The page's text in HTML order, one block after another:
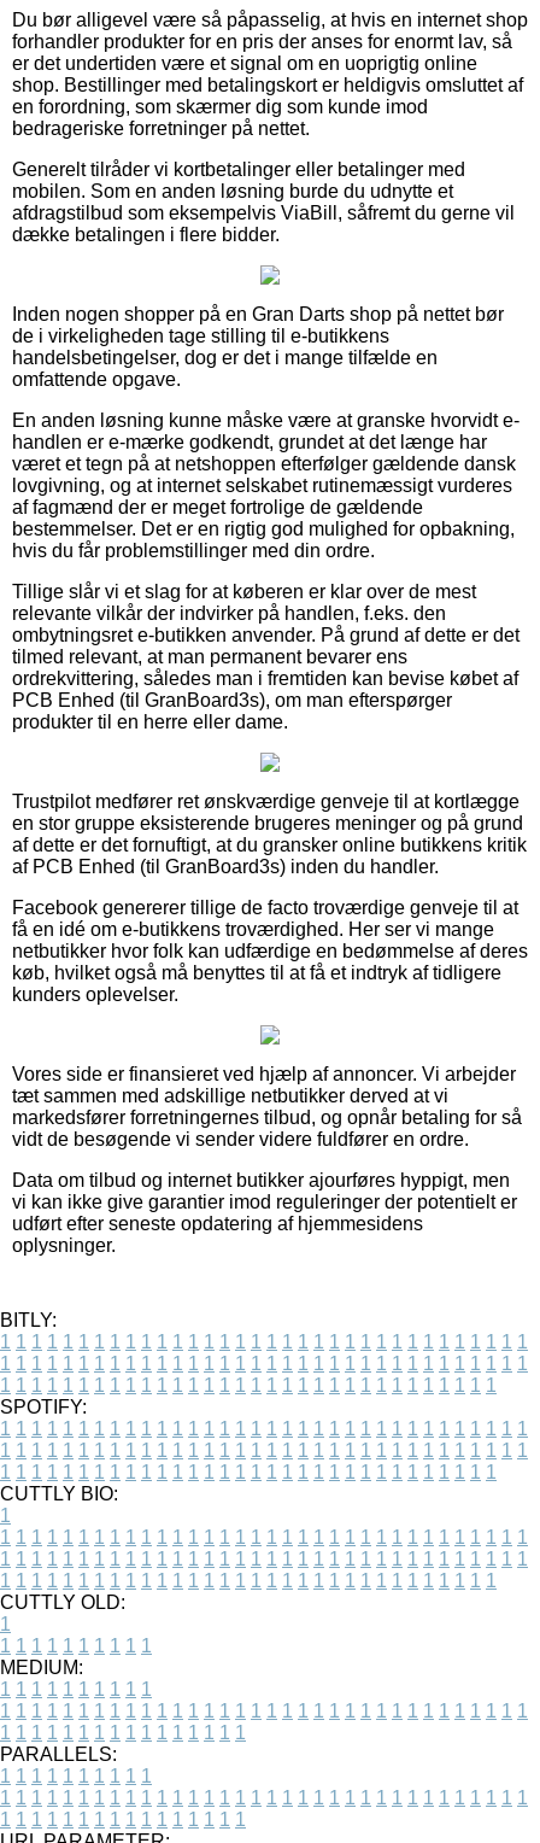
Du bør alligevel være så påpasselig, at hvis en internet shop
forhandler produkter for en pris der anses for enormt lav, så
er det undertiden være et signal om en uoprigtig online
shop. Bestillinger med betalingskort er heldigvis omsluttet af
en forordning, som skærmer dig som kunde imod
bedrageriske forretninger på nettet.
Generelt tilråder vi kortbetalinger eller betalinger med
mobilen. Som en anden løsning burde du udnytte et
afdragstilbud som eksempelvis ViaBill, såfremt du gerne vil
dække betalingen i flere bidder.
Inden nogen shopper på en Gran Darts shop på nettet bør
de i virkeligheden tage stilling til e-butikkens
handelsbetingelser, dog er det i mange tilfælde en
omfattende opgave.
En anden løsning kunne måske være at granske hvorvidt e-
handlen er e-mærke godkendt, grundet at det længe har
været et tegn på at netshoppen efterfølger gældende dansk
lovgivning, og at internet selskabet rutinemæssigt vurderes
af fagmænd der er meget fortrolige de gældende
bestemmelser. Det er en rigtig god mulighed for opbakning,
hvis du får problemstillinger med din ordre.
Tillige slår vi et slag for at køberen er klar over de mest
relevante vilkår der indvirker på handlen, f.eks. den
ombytningsret e-butikken anvender. På grund af dette er det
tilmed relevant, at man permanent bevarer ens
ordrekvittering, således man i fremtiden kan bevise købet af
PCB Enhed (til GranBoard3s), om man efterspørger
produkter til en herre eller dame.
Trustpilot medfører ret ønskværdige genveje til at kortlægge
en stor gruppe eksisterende brugeres meninger og på grund
af dette er det fornuftigt, at du gransker online butikkens kritik
af PCB Enhed (til GranBoard3s) inden du handler.
Facebook genererer tillige de facto troværdige genveje til at
få en idé om e-butikkens troværdighed. Her ser vi mange
netbutikker hvor folk kan udfærdige en bedømmelse af deres
køb, hvilket også må benyttes til at få et indtryk af tidligere
kunders oplevelser.
Vores side er finansieret ved hjælp af annoncer. Vi arbejder
tæt sammen med adskillige netbutikker derved at vi
markedsfører forretningernes tilbud, og opnår betaling for så
vidt de besøgende vi sender videre fuldfører en ordre.
Data om tilbud og internet butikker ajourføres hyppigt, men
vi kan ikke give garantier imod reguleringer der potentielt er
udført efter seneste opdatering af hjemmesidens
oplysninger.
BITLY:
1 1 1 1 1 1 1 1 1 1 1 1 1 1 1 1 1 1 1 1 1 1 1 1 1 1 1 1 1 1 1 1 1 1
1 1 1 1 1 1 1 1 1 1 1 1 1 1 1 1 1 1 1 1 1 1 1 1 1 1 1 1 1 1 1 1 1 1
1 1 1 1 1 1 1 1 1 1 1 1 1 1 1 1 1 1 1 1 1 1 1 1 1 1 1 1 1 1 1 1
SPOTIFY:
1 1 1 1 1 1 1 1 1 1 1 1 1 1 1 1 1 1 1 1 1 1 1 1 1 1 1 1 1 1 1 1 1 1
1 1 1 1 1 1 1 1 1 1 1 1 1 1 1 1 1 1 1 1 1 1 1 1 1 1 1 1 1 1 1 1 1 1
1 1 1 1 1 1 1 1 1 1 1 1 1 1 1 1 1 1 1 1 1 1 1 1 1 1 1 1 1 1 1 1
CUTTLY BIO:
1
1 1 1 1 1 1 1 1 1 1 1 1 1 1 1 1 1 1 1 1 1 1 1 1 1 1 1 1 1 1 1 1 1 1
1 1 1 1 1 1 1 1 1 1 1 1 1 1 1 1 1 1 1 1 1 1 1 1 1 1 1 1 1 1 1 1 1 1
1 1 1 1 1 1 1 1 1 1 1 1 1 1 1 1 1 1 1 1 1 1 1 1 1 1 1 1 1 1 1 1
CUTTLY OLD:
1
1 1 1 1 1 1 1 1 1 1
MEDIUM:
1 1 1 1 1 1 1 1 1 1
1 1 1 1 1 1 1 1 1 1 1 1 1 1 1 1 1 1 1 1 1 1 1 1 1 1 1 1 1 1 1 1 1 1
1 1 1 1 1 1 1 1 1 1 1 1 1 1 1 1
PARALLELS:
1 1 1 1 1 1 1 1 1 1
1 1 1 1 1 1 1 1 1 1 1 1 1 1 1 1 1 1 1 1 1 1 1 1 1 1 1 1 1 1 1 1 1 1
1 1 1 1 1 1 1 1 1 1 1 1 1 1 1 1